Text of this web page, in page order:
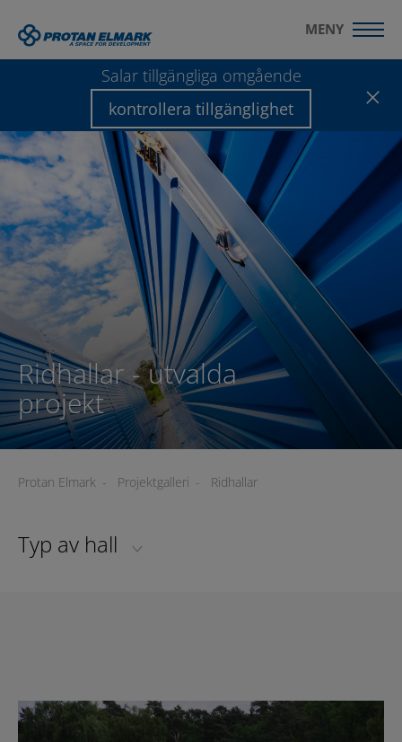
Salar tillgängliga omgående
kontrollera tillgänglighet
MENY
Ridhallar - utvalda
projekt
Protan Elmark - Projektgalleri - Ridhallar
Typ av hall